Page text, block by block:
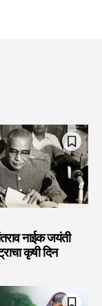
नाईक जयंती
कृषी दिन